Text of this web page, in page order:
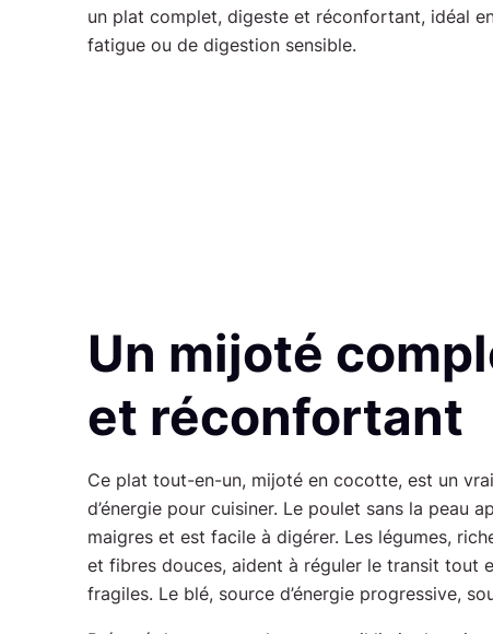
un plat complet, digeste et réconfortant, idéal
fatigue ou de digestion sensible.
Un mijoté
et réconfortant
Ce plat tout-en-un, mijoté en cocotte, est un
d’énergie pour cuisiner. Le poulet sans la peau
maigres et est facile à digérer. Les légumes,
et fibres douces, aident à réguler le transit tout
fragiles. Le blé, source d’énergie progressive,